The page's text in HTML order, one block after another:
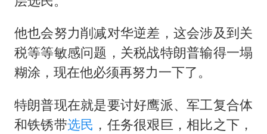
他也会努力削减对华逆差，这会涉及到关
税等等敏感问题，关税战特朗普输得一塌
糊涂，现在他必须再努力一下了。
特朗普现在就是要讨好鹰派、军工复合体
和铁锈带选民 ，任务很艰巨，相比之下，